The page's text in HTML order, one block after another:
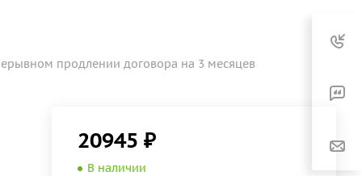
продлении договора на 3 месяцев
20945 ₽
В наличии